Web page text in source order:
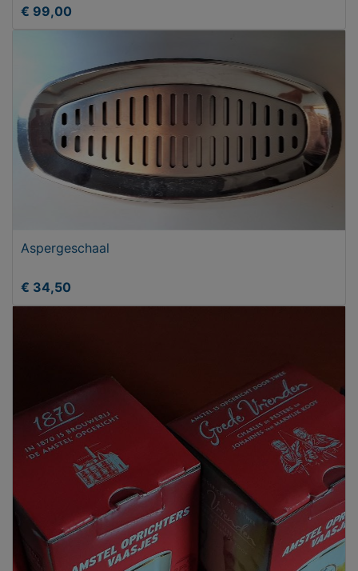
€ 99,00
Aspergeschaal
€ 34,50